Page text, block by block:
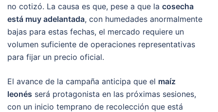
no cotizó. La causa es que, pese a que la cosecha
está muy adelantada, con humedades anormalmente
bajas para estas fechas, el mercado requiere un
volumen suficiente de operaciones representativas
para fijar un precio oficial.
El avance de la campaña anticipa que el maíz
leonés será protagonista en las próximas sesiones,
con un inicio temprano de recolección que está